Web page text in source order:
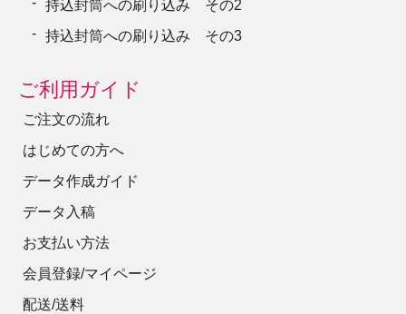
持込封筒への刷り込み その2
持込封筒への刷り込み その3
ご利用ガイド
ご注文の流れ
はじめての方へ
データ作成ガイド
データ入稿
お支払い方法
会員登録/マイページ
配送/送料